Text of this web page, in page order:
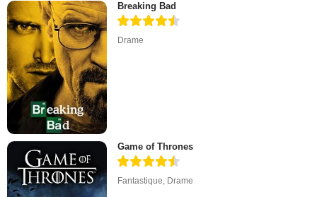
Breaking Bad
Drame
Game of Thrones
Fantastique Drame